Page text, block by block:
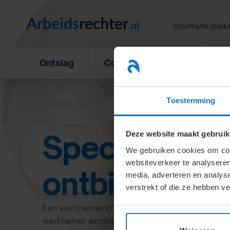
Toestemming
Deze website maakt
We gebruiken cookies om
websiteverkeer te
media, adverteren en
verstrekt of die ze hebben
Informatie
Ontslag Concurrentiebeding
Specialisten
Een werknemer krijgt bij ontslag een
werknemer ernstig verwijtbaar heeft gehandeld.